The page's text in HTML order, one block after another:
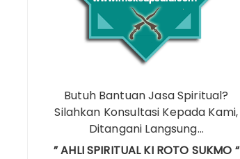
Butuh Bantuan Jasa Spiritual?
Silahkan Konsultasi Kepada Kami,
Ditangani Langsung…
” AHLI SPIRITUAL KI ROTO SUKMO “